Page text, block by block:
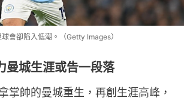
會卻陷入低潮。（Getty Images）
曼城生涯或告一段落
掌帥的曼城重生，再創生涯高峰，